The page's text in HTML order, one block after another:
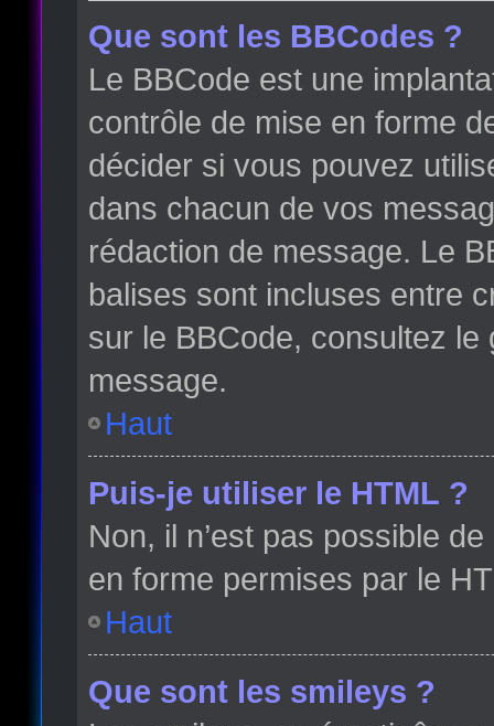
Que sont les BBCodes ?
Le BBCode est une
contrôle de mise en forme
décider si vous pouvez
dans chacun de vos
rédaction de message. Le
balises sont incluses entre
sur le BBCode, consultez
message.
Haut
Puis-je utiliser le HTML ?
Non, il n’est pas possible
en forme permises par le
Haut
Que sont les smileys ?